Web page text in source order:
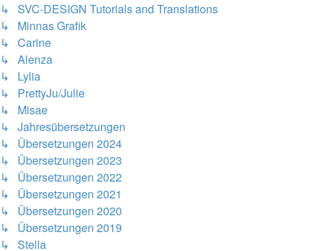
↳ SVC-DESIGN Tutorials and Translations
↳ Minnas Grafik
↳ Carine
↳ Alenza
↳ Lylia
↳ PrettyJu/Julie
↳ Misae
↳ Jahresübersetzungen
↳ Übersetzungen 2024
↳ Übersetzungen 2023
↳ Übersetzungen 2022
↳ Übersetzungen 2021
↳ Übersetzungen 2020
↳ Übersetzungen 2019
↳ Stella